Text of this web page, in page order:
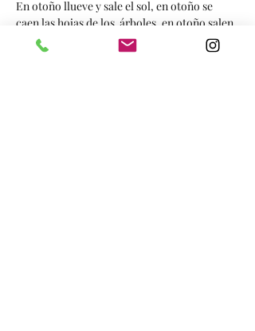
En otoño llueve y sale el sol, en otoño se
caen las hojas de los  árboles, en otoño salen
setas y hongos por doquier y numerosos
seres  diminutos como duendes y hadas